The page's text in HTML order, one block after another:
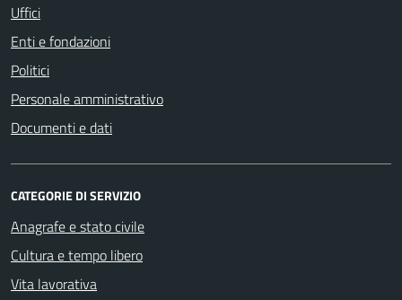
Uffici
Enti e fondazioni
Politici
Personale amministrativo
Documenti e dati
CATEGORIE DI SERVIZIO
Anagrafe e stato civile
Cultura e tempo libero
Vita lavorativa